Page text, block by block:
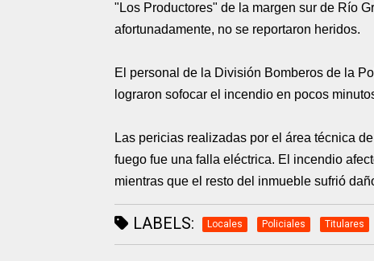
"Los Productores" de la margen sur de Río
afortunadamente, no se reportaron heridos.
El personal de la División Bomberos de la
lograron sofocar el incendio en pocos
Las pericias realizadas por el área técnica
fuego fue una falla eléctrica. El incendio
mientras que el resto del inmueble sufrió
LABELS: Locales Policiales Titulares